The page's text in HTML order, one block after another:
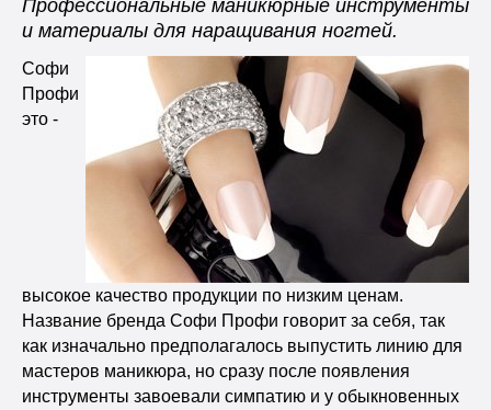
Профессиональные маникюрные инструменты
и материалы для наращивания ногтей.
Софи
Профи
это -
высокое качество продукции по низким ценам.
Название бренда Софи Профи говорит за себя, так
как изначально предполагалось выпустить линию для
мастеров маникюра, но сразу после появления
инструменты завоевали симпатию и у обыкновенных